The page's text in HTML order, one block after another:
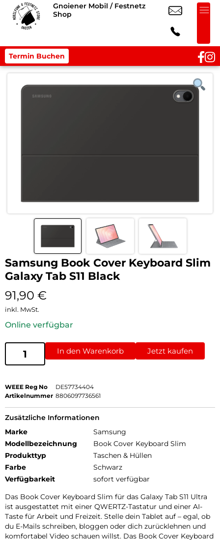
Gnoiener Mobil / Festnetz
Shop
Termin Buchen
Samsung Book Cover Keyboard Slim
Galaxy Tab S11 Black
91,90 €
inkl. MwSt.
Online verfügbar
In den Warenkorb Jetzt kaufen
WEEE Reg No
DE57734404
Artikelnummer 8806097736561
Zusätzliche Informationen
Marke
Samsung
Modellbezeichnung
Book Cover Keyboard Slim
Produkttyp
Taschen & Hüllen
Farbe
Schwarz
Verfügbarkeit
sofort verfügbar
Das Book Cover Keyboard Slim für das Galaxy Tab S11 Ultra
ist ausgestattet mit einer QWERTZ-Tastatur und einer AI-
Taste für Arbeit und Freizeit. Stelle dein Tablet auf – egal, ob
du E-Mails schreiben, bloggen oder dich zurücklehnen und
komfortabel Video schauen willst. Das Book Cover Keyboard